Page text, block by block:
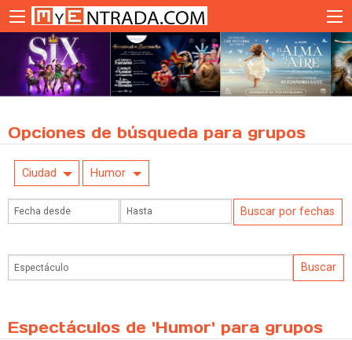
Opciones de búsqueda para grupos
Ciudad Humor
Espectáculos de 'Humor' para grupos